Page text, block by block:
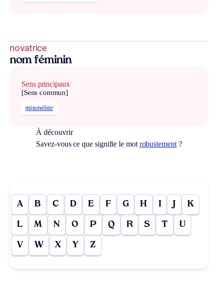
novatrice
nom féminin
Sens principaux
[Sens commun]
misonéiste
À découvrir
Savez-vous ce que signifie le mot robustement?
A B C D E F G H I J K
L M N O P Q R S T U
V W X Y Z